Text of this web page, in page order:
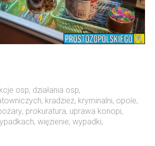
osp, działania osp,
, kradzież, kryminalni, opole,
, prokuratura, uprawa konopi,
, więzienie, wypadki,